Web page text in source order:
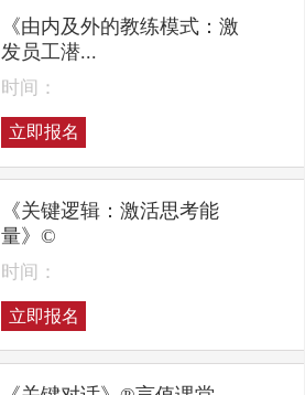
《由内及外的教练模式：激
发员工潜...
时间：
立即报名
《关键逻辑：激活思考能
量》©
时间：
立即报名